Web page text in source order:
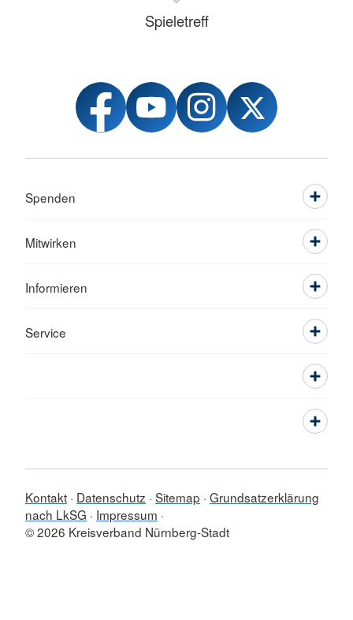
Spieletreff
Spenden
Mitwirken
Informieren
Service
Kontakt Datenschutz Sitemap Grundsatzerklärung
nach LkSG
Impressum
© 2026 Kreisverband Nürnberg-Stadt